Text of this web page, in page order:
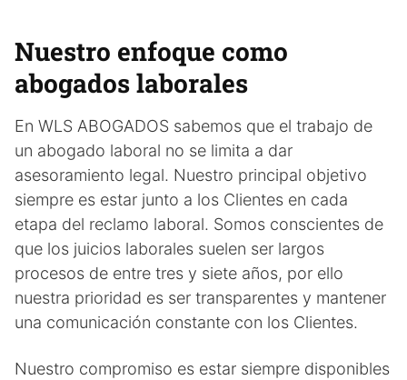
Nuestro enfoque como
abogados laborales
En WLS ABOGADOS sabemos que el trabajo de
un abogado laboral no se limita a dar
asesoramiento legal. Nuestro principal objetivo
siempre es estar junto a los Clientes en cada
etapa del reclamo laboral. Somos conscientes de
que los juicios laborales suelen ser largos
procesos de entre tres y siete años, por ello
nuestra prioridad es ser transparentes y mantener
una comunicación constante con los Clientes.
Nuestro compromiso es estar siempre disponibles